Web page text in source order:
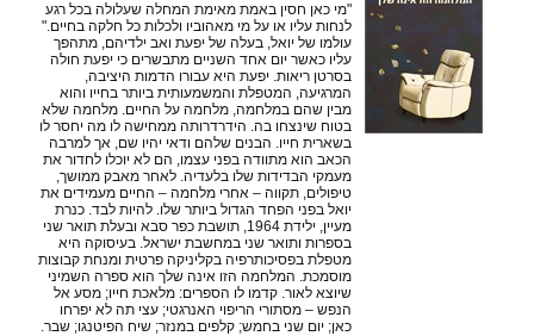
"מי כאן חסין באמת מאימת המחלה שעלולה בכל רגע
לנחות עליו או על מי מאהוביו ולכלות כל חלקה בחיים."
עולמו של יואל, בעלה של יפעת ואב ילדיהם, מתהפך
עליו כאשר יום אחד השניים מתבשרים כי יפעת חולה
בסרטן ריאות. יפעת היא עבורו הדמות היציבה,
המרגיעה, המטפלת והמשמעותית ביותר בחייו והוא
מבין שהם במלחמה, מלחמה על החיים. מלחמה שלא
בטוח שינצחו בה. הידרדרותה ממחישה לו מה יחסר לו
בשארית חייו. הבנים שלהם ודאי יהיו שם, אך למרבה
הכאב הוא מתוודה בפני עצמו, הם לא יוכלו לחדור את
מעמקי הבדידות שלו בלעדיה. לאחר מאבק ממושך,
טיפולים, תקווה – אחרי מלחמה – החיים מעמידים את
יואל בפני הפחד הגדול ביותר שלו. להיות לבד. כנרת
מעיין, ילידת 1964, תושבת כפר סבא ובעלת תואר שני
בספרות ותואר שני במחשבת ישראל. בעיסוקה היא
מטפלת בפסיכותרפיה בקליניקה פרטית ומנחת קבוצות
מוסמכת. המלחמה הזו אינה שלך הוא ספרה השמיני
שיוצא לאור. קדמו לו הספרים: מלאכת חייו; מסע אל
הנפש – מסתורי הריפוי האנרגטי; עצי תה לא יפרחו
כאן; יום שני בחמש; קלפים במנזר; שיח הפיטנגו; שבר.